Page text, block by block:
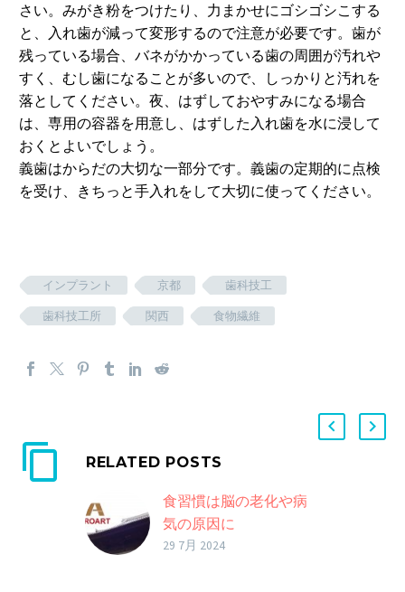
さい。みがき粉をつけたり、力まかせにゴシゴシこする
と、入れ歯が減って変形するので注意が必要です。歯が
残っている場合、バネがかかっている歯の周囲が汚れや
すく、むし歯になることが多いので、しっかりと汚れを
落としてください。夜、はずしておやすみになる場合
は、専用の容器を用意し、はずした入れ歯を水に浸して
おくとよいでしょう。
義歯はからだの大切な一部分です。義歯の定期的に点検
を受け、きちっと手入れをして大切に使ってください。
インプラント 京都
歯科技工
歯科技工所
関西 食物繊維
RELATED POSTS
食習慣は脳の老化や病
気の原因に
29 7月 2024